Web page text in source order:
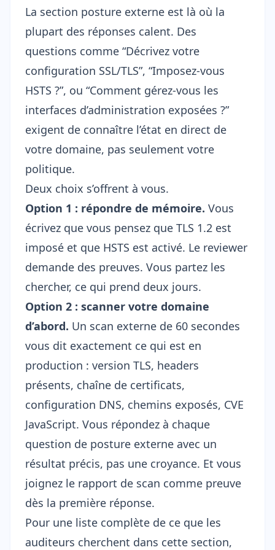
La section posture externe est là où la
plupart des réponses calent. Des
questions comme “Décrivez votre
configuration SSL/TLS”, “Imposez-vous
HSTS ?”, ou “Comment gérez-vous les
interfaces d’administration exposées ?”
exigent de connaître l’état en direct de
votre domaine, pas seulement votre
politique.
Deux choix s’offrent à vous.
Option 1 : répondre de mémoire. Vous
écrivez que vous pensez que TLS 1.2 est
imposé et que HSTS est activé. Le reviewer
demande des preuves. Vous partez les
chercher, ce qui prend deux jours.
Option 2 : scanner votre domaine
d’abord. Un scan externe de 60 secondes
vous dit exactement ce qui est en
production : version TLS, headers
présents, chaîne de certificats,
configuration DNS, chemins exposés, CVE
JavaScript. Vous répondez à chaque
question de posture externe avec un
résultat précis, pas une croyance. Et vous
joignez le rapport de scan comme preuve
dès la première réponse.
Pour une liste complète de ce que les
auditeurs cherchent dans cette section,